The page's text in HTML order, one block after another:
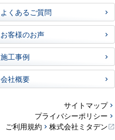
よくあるご質問
お客様のお声
施工事例
会社概要
サイトマップ
プライバシーポリシー
ご利用規約
株式会社ミタデン